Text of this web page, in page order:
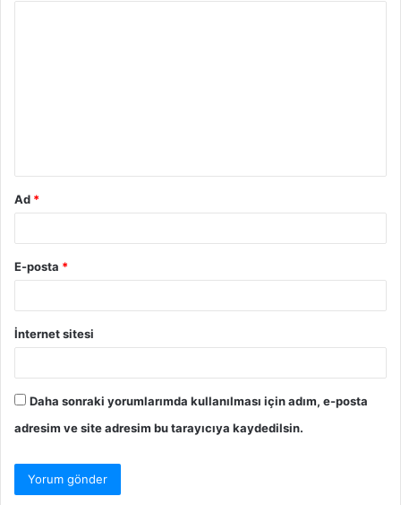
Ad *
E-posta *
İnternet sitesi
Daha sonraki yorumlarımda kullanılması için adım, e-posta
adresim ve site adresim bu tarayıcıya kaydedilsin.